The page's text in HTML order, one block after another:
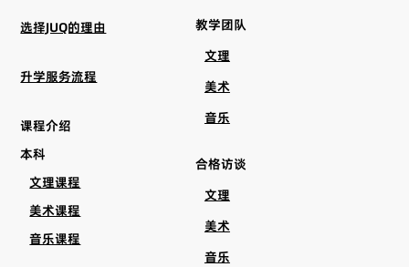
选择JUQ的理由
升学服务流程
课程介绍
本科
文理课程
美术课程
音乐课程
教学团队
文理
美术
音乐
合格访谈
文理
美术
音乐